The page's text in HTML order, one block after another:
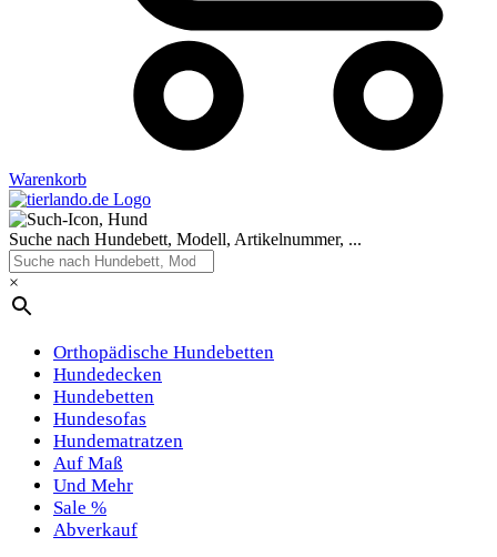
Warenkorb
Suche nach Hundebett, Modell, Artikelnummer, ...
×
Orthopädische Hundebetten
Hundedecken
Hundebetten
Hundesofas
Hundematratzen
Auf Maß
Und Mehr
Sale %
Abverkauf